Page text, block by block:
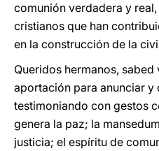
comunión verdadera y
cristianos que han
en la construcción de la
Queridos hermanos,
aportación para anunciar y
testimoniando con gestos
genera la paz; la
justicia; el espíritu de